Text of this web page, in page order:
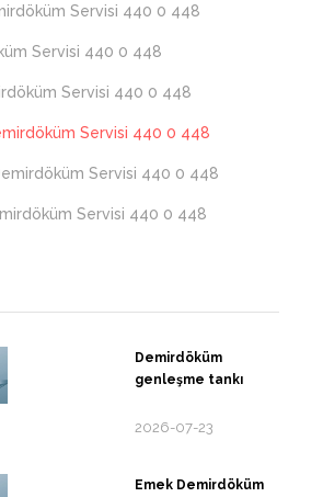
Servisi 440 0 448
Servisi 440 0 448
Servisi 440 0 448
Servisi 440 0 448
Servisi 440 0 448
Servisi 440 0 448
Demirdöküm
genleşme tankı
2026-07-23
Emek Demirdöküm